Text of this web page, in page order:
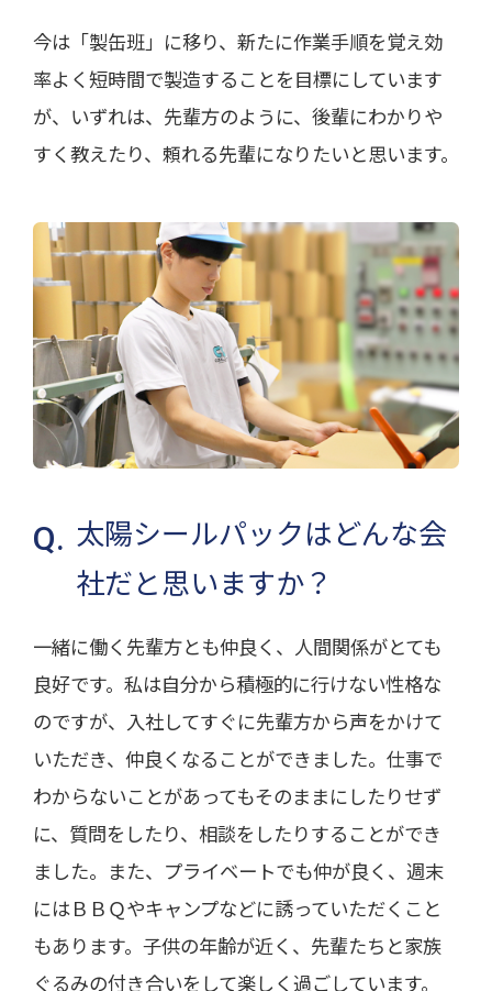
今は「製缶班」に移り、新たに作業手順を覚え効
率よく短時間で製造することを目標にしています
が、いずれは、先輩方のように、後輩にわかりや
すく教えたり、頼れる先輩になりたいと思います。
太陽シールパックはどんな会
社だと思いますか？
一緒に働く先輩方とも仲良く、人間関係がとても
良好です。私は自分から積極的に行けない性格な
のですが、入社してすぐに先輩方から声をかけて
いただき、仲良くなることができました。仕事で
わからないことがあってもそのままにしたりせず
に、質問をしたり、相談をしたりすることができ
ました。また、プライベートでも仲が良く、週末
にはＢＢＱやキャンプなどに誘っていただくこと
もあります。子供の年齢が近く、先輩たちと家族
ぐるみの付き合いをして楽しく過ごしています。